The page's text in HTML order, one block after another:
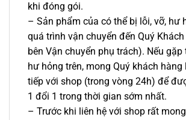
khi đóng gói.
– Sản phẩm của có thể bị lỗi, vỡ, hư
quá trình vận chuyển đến Quý
bên Vận chuyển phụ trách). Nếu
hư hỏng trên, mong Quý khách hàng
tiếp với shop (trong vòng 24h) để
1 đổi 1 trong thời gian sớm nhất.
– Trước khi liên hệ với shop rất